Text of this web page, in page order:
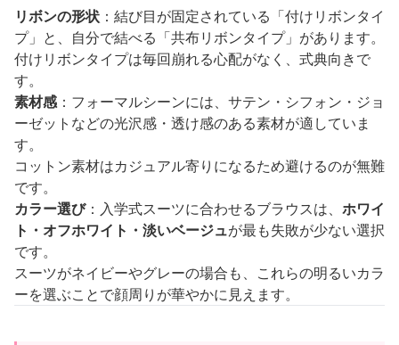
リボンの形状 ：結び目が固定されている「付けリボンタイ
プ」と、自分で結べる「共布リボンタイプ」があります。
付けリボンタイプは毎回崩れる心配がなく、式典向きで
す。
素材感：フォーマルシーンには、サテン・シフォン・ジョ
ーゼットなどの光沢感・透け感のある素材が適していま
す。
コットン素材はカジュアル寄りになるため避けるのが無難
です。
カラー選び：入学式スーツに合わせるブラウスは、 ホワイ
ト・オフホワイト・淡いベージュが最も失敗が少ない選択
です。
スーツがネイビーやグレーの場合も、これらの明るいカラ
ーを選ぶことで顔周りが華やかに見えます。